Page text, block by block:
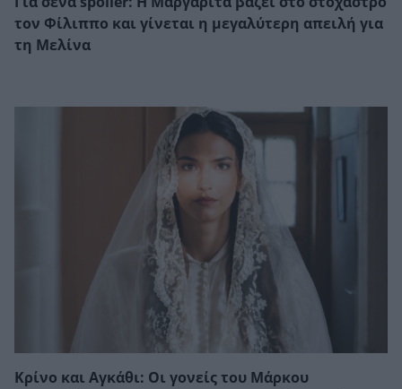
τον Φίλιππο και γίνεται η μεγαλύτερη απειλή για
τη Μελίνα
Κρίνο και Αγκάθι: Οι γονείς του Μάρκου